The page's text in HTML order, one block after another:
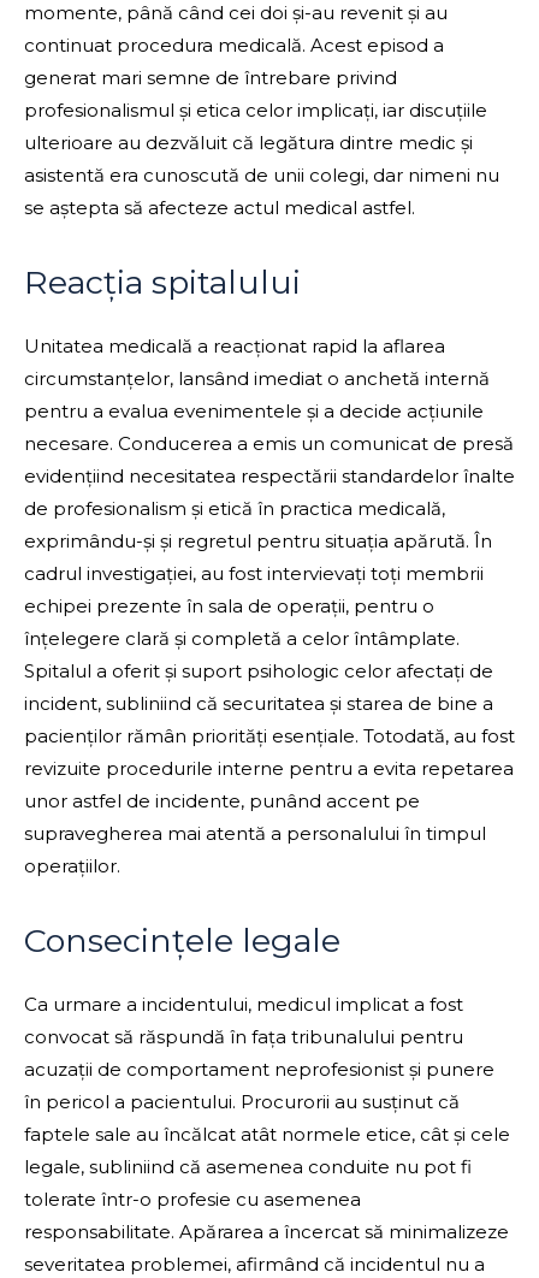
momente, până când cei doi și-au revenit și au
continuat procedura medicală. Acest episod a
generat mari semne de întrebare privind
profesionalismul și etica celor implicați, iar discuțiile
ulterioare au dezvăluit că legătura dintre medic și
asistentă era cunoscută de unii colegi, dar nimeni nu
se aștepta să afecteze actul medical astfel.
Reacția spitalului
Unitatea medicală a reacționat rapid la aflarea
circumstanțelor, lansând imediat o anchetă internă
pentru a evalua evenimentele și a decide acțiunile
necesare. Conducerea a emis un comunicat de presă
evidențiind necesitatea respectării standardelor înalte
de profesionalism și etică în practica medicală,
exprimându-și și regretul pentru situația apărută. În
cadrul investigației, au fost intervievați toți membrii
echipei prezente în sala de operații, pentru o
înțelegere clară și completă a celor întâmplate.
Spitalul a oferit și suport psihologic celor afectați de
incident, subliniind că securitatea și starea de bine a
pacienților rămân priorități esențiale. Totodată, au fost
revizuite procedurile interne pentru a evita repetarea
unor astfel de incidente, punând accent pe
supravegherea mai atentă a personalului în timpul
operațiilor.
Consecințele legale
Ca urmare a incidentului, medicul implicat a fost
convocat să răspundă în fața tribunalului pentru
acuzații de comportament neprofesionist și punere
în pericol a pacientului. Procurorii au susținut că
faptele sale au încălcat atât normele etice, cât și cele
legale, subliniind că asemenea conduite nu pot fi
tolerate într-o profesie cu asemenea
responsabilitate. Apărarea a încercat să minimalizeze
severitatea problemei, afirmând că incidentul nu a